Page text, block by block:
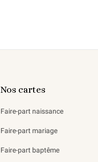
Nos cartes
Faire-part naissance
Faire-part mariage
Faire-part baptême